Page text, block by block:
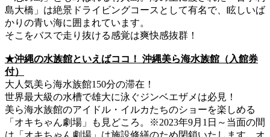
島大橋」は絶景ドライビングコースとして有名で、眩しいば
かりの青い海に囲まれています。
そこをバスで走り抜ける感覚は爽快感抜群！
★沖縄の水族館といえばココ！ 沖縄美ら海水族館（入館券
付）
大人気美ら海水族館150分の滞在！
世界最大級の水槽で雄大に泳ぐジンベエザメは必見！
美ら海水族館のアイドル・イルカたちのショーを楽しめる
「オキちゃん劇場」も見どころ。※2023年9月1日～当面の間